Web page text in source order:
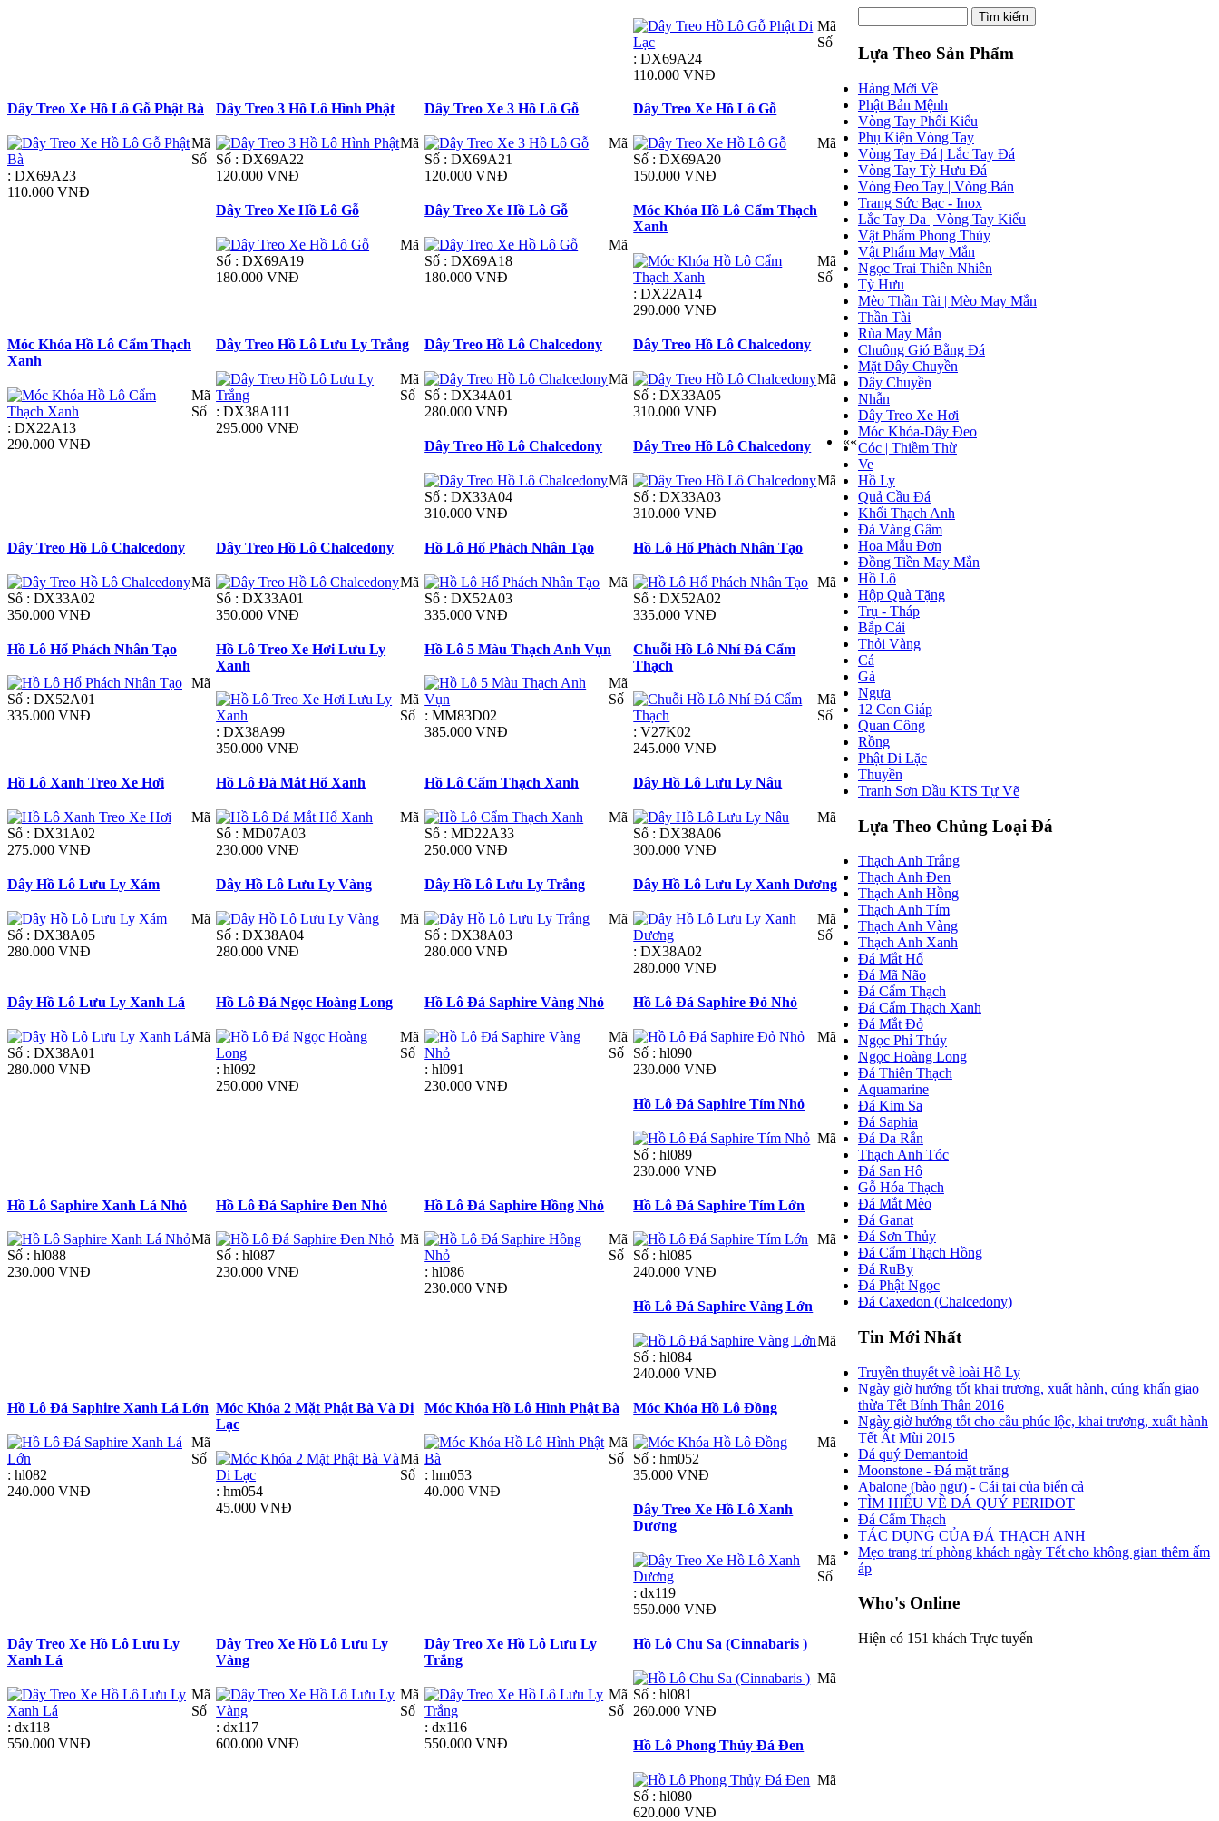
Mã
Số
: DX69A24
110.000 VNĐ
Dây Treo Xe Hồ Lô Gỗ Phật Bà
Mã
Số
: DX69A23
110.000 VNĐ
Dây Treo 3 Hồ Lô Hình Phật
Mã
Số : DX69A22
120.000 VNĐ
Dây Treo Xe 3 Hồ Lô Gỗ
Mã
Số : DX69A21
120.000 VNĐ
Dây Treo Xe Hồ Lô Gỗ
Mã
Số : DX69A20
150.000 VNĐ
Dây Treo Xe Hồ Lô Gỗ
Mã
Số : DX69A19
180.000 VNĐ
Dây Treo Xe Hồ Lô Gỗ
Mã
Số : DX69A18
180.000 VNĐ
Móc Khóa Hồ Lô Cẩm Thạch
Xanh
Mã
Số
: DX22A14
290.000 VNĐ
Móc Khóa Hồ Lô Cẩm Thạch
Xanh
Mã
Số
: DX22A13
290.000 VNĐ
Dây Treo Hồ Lô Lưu Ly Trắng
Mã
Số
: DX38A111
295.000 VNĐ
Dây Treo Hồ Lô Chalcedony
Mã
Số : DX34A01
280.000 VNĐ
Dây Treo Hồ Lô Chalcedony
Mã
Số : DX33A05
310.000 VNĐ
Dây Treo Hồ Lô Chalcedony
Mã
Số : DX33A04
310.000 VNĐ
Dây Treo Hồ Lô Chalcedony
Mã
Số : DX33A03
310.000 VNĐ
Dây Treo Hồ Lô Chalcedony
Mã
Số : DX33A02
350.000 VNĐ
Dây Treo Hồ Lô Chalcedony
Mã
Số : DX33A01
350.000 VNĐ
Hồ Lô Hổ Phách Nhân Tạo
Mã
Số : DX52A03
335.000 VNĐ
Hồ Lô Hổ Phách Nhân Tạo
Mã
Số : DX52A02
335.000 VNĐ
Hồ Lô Hổ Phách Nhân Tạo
Mã
Số : DX52A01
335.000 VNĐ
Hồ Lô Treo Xe Hơi Lưu Ly
Xanh
Mã
Số
: DX38A99
350.000 VNĐ
Hồ Lô 5 Màu Thạch Anh Vụn
Mã
Số
: MM83D02
385.000 VNĐ
Chuỗi Hồ Lô Nhí Đá Cẩm
Thạch
Mã
Số
: V27K02
245.000 VNĐ
Hồ Lô Xanh Treo Xe Hơi
Mã
Số : DX31A02
275.000 VNĐ
Hồ Lô Đá Mắt Hổ Xanh
Mã
Số : MD07A03
230.000 VNĐ
Hồ Lô Cẩm Thạch Xanh
Mã
Số : MD22A33
250.000 VNĐ
Dây Hồ Lô Lưu Ly Nâu
Mã
Số : DX38A06
300.000 VNĐ
Dây Hồ Lô Lưu Ly Xám
Mã
Số : DX38A05
280.000 VNĐ
Dây Hồ Lô Lưu Ly Vàng
Mã
Số : DX38A04
280.000 VNĐ
Dây Hồ Lô Lưu Ly Trắng
Mã
Số : DX38A03
280.000 VNĐ
Dây Hồ Lô Lưu Ly Xanh Dương
Mã
Số
: DX38A02
280.000 VNĐ
Dây Hồ Lô Lưu Ly Xanh Lá
Mã
Số : DX38A01
280.000 VNĐ
Hồ Lô Đá Ngọc Hoàng Long
Mã
Số
: hl092
250.000 VNĐ
Hồ Lô Đá Saphire Vàng Nhỏ
Mã
Số
: hl091
230.000 VNĐ
Hồ Lô Đá Saphire Đỏ Nhỏ
Mã
Số : hl090
230.000 VNĐ
Hồ Lô Đá Saphire Tím Nhỏ
Mã
Số : hl089
230.000 VNĐ
Hồ Lô Saphire Xanh Lá Nhỏ
Mã
Số : hl088
230.000 VNĐ
Hồ Lô Đá Saphire Đen Nhỏ
Mã
Số : hl087
230.000 VNĐ
Hồ Lô Đá Saphire Hồng Nhỏ
Mã
Số
: hl086
230.000 VNĐ
Hồ Lô Đá Saphire Tím Lớn
Mã
Số : hl085
240.000 VNĐ
Hồ Lô Đá Saphire Vàng Lớn
Mã
Số : hl084
240.000 VNĐ
Hồ Lô Đá Saphire Xanh Lá Lớn
Mã
Số
: hl082
240.000 VNĐ
Móc Khóa 2 Mặt Phật Bà Và Di
Lạc
Mã
Số
: hm054
45.000 VNĐ
Móc Khóa Hồ Lô Hình Phật Bà
Mã
Số
: hm053
40.000 VNĐ
Móc Khóa Hồ Lô Đồng
Mã
Số : hm052
35.000 VNĐ
Dây Treo Xe Hồ Lô Xanh
Dương
Mã
Số
: dx119
550.000 VNĐ
Dây Treo Xe Hồ Lô Lưu Ly
Xanh Lá
Mã
Số
: dx118
550.000 VNĐ
Dây Treo Xe Hồ Lô Lưu Ly
Vàng
Mã
Số
: dx117
600.000 VNĐ
Dây Treo Xe Hồ Lô Lưu Ly
Trắng
Mã
Số
: dx116
550.000 VNĐ
Hồ Lô Chu Sa (Cinnabaris )
Mã
Số : hl081
260.000 VNĐ
Hồ Lô Phong Thủy Đá Đen
Mã
Số : hl080
620.000 VNĐ
««
Lựa Theo Sản Phẩm
Hàng Mới Về
Phật Bản Mệnh
Vòng Tay Phối Kiểu
Phụ Kiện Vòng Tay
Vòng Tay Đá | Lắc Tay Đá
Vòng Tay Tỳ Hưu Đá
Vòng Đeo Tay | Vòng Bản
Trang Sức Bạc - Inox
Lắc Tay Da | Vòng Tay Kiểu
Vật Phẩm Phong Thủy
Vật Phẩm May Mắn
Ngọc Trai Thiên Nhiên
Tỳ Hưu
Mèo Thần Tài | Mèo May Mắn
Thần Tài
Rùa May Mắn
Chuông Gió Bằng Đá
Mặt Dây Chuyền
Dây Chuyền
Nhẫn
Dây Treo Xe Hơi
Móc Khóa-Dây Đeo
Cóc | Thiềm Thừ
Ve
Hồ Ly
Quả Cầu Đá
Khối Thạch Anh
Đá Vàng Gâm
Hoa Mẫu Đơn
Đồng Tiền May Mắn
Hồ Lô
Hộp Quà Tặng
Trụ - Tháp
Bắp Cải
Thỏi Vàng
Cá
Gà
Ngựa
12 Con Giáp
Quan Công
Rồng
Phật Di Lặc
Thuyền
Tranh Sơn Dầu KTS Tự Vẽ
Lựa Theo Chủng Loại Đá
Thạch Anh Trắng
Thạch Anh Đen
Thạch Anh Hồng
Thạch Anh Tím
Thạch Anh Vàng
Thạch Anh Xanh
Đá Mắt Hổ
Đá Mã Não
Đá Cẩm Thạch
Đá Cẩm Thạch Xanh
Đá Mắt Đỏ
Ngọc Phỉ Thúy
Ngọc Hoàng Long
Đá Thiên Thạch
Aquamarine
Đá Kim Sa
Đá Saphia
Đá Da Rắn
Thạch Anh Tóc
Đá San Hô
Gỗ Hóa Thạch
Đá Mắt Mèo
Đá Ganat
Đá Sơn Thủy
Đá Cẩm Thạch Hồng
Đá RuBy
Đá Phật Ngọc
Đá Caxedon (Chalcedony)
Tin Mới Nhất
Truyền thuyết về loài Hồ Ly
Ngày giờ hướng tốt khai trương, xuất hành, cúng khấn giao
thừa Tết Bính Thân 2016
Ngày giờ hướng tốt cho cầu phúc lộc, khai trương, xuất hành
Tết Ất Mùi 2015
Đá quý Demantoid
Moonstone - Đá mặt trăng
Abalone (bào ngư) - Cái tai của biển cả
TÌM HIỂU VỀ ĐÁ QUÝ PERIDOT
Đá Cẩm Thạch
TÁC DỤNG CỦA ĐÁ THẠCH ANH
Mẹo trang trí phòng khách ngày Tết cho không gian thêm ấm
áp
Who's Online
Hiện có 151 khách Trực tuyến